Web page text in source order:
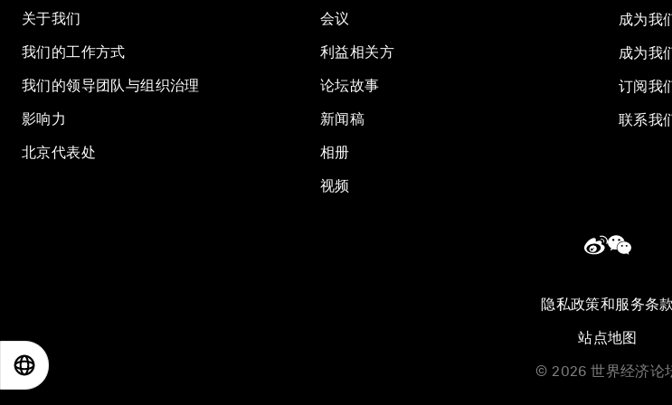
关于我们
我们的工作方式
我们的领导团队与组织治理
影响力
北京代表处
会议
利益相关方
论坛故事
新闻稿
相册
视频
成为我
成为我
订阅我
联系我
隐私政策和服务条款
站点地图
© 2026 世界经济论